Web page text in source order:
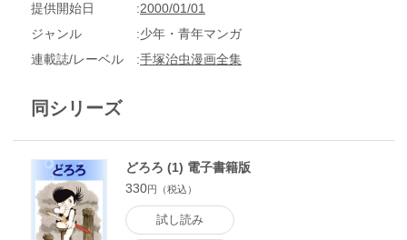
提供開始日
2000/01/01
ジャンル
少年・青年マンガ
連載誌/レーベル
手塚治虫漫画全集
同シリーズ
どろろ (1) 電子書籍版
330円（税込）
試し読み